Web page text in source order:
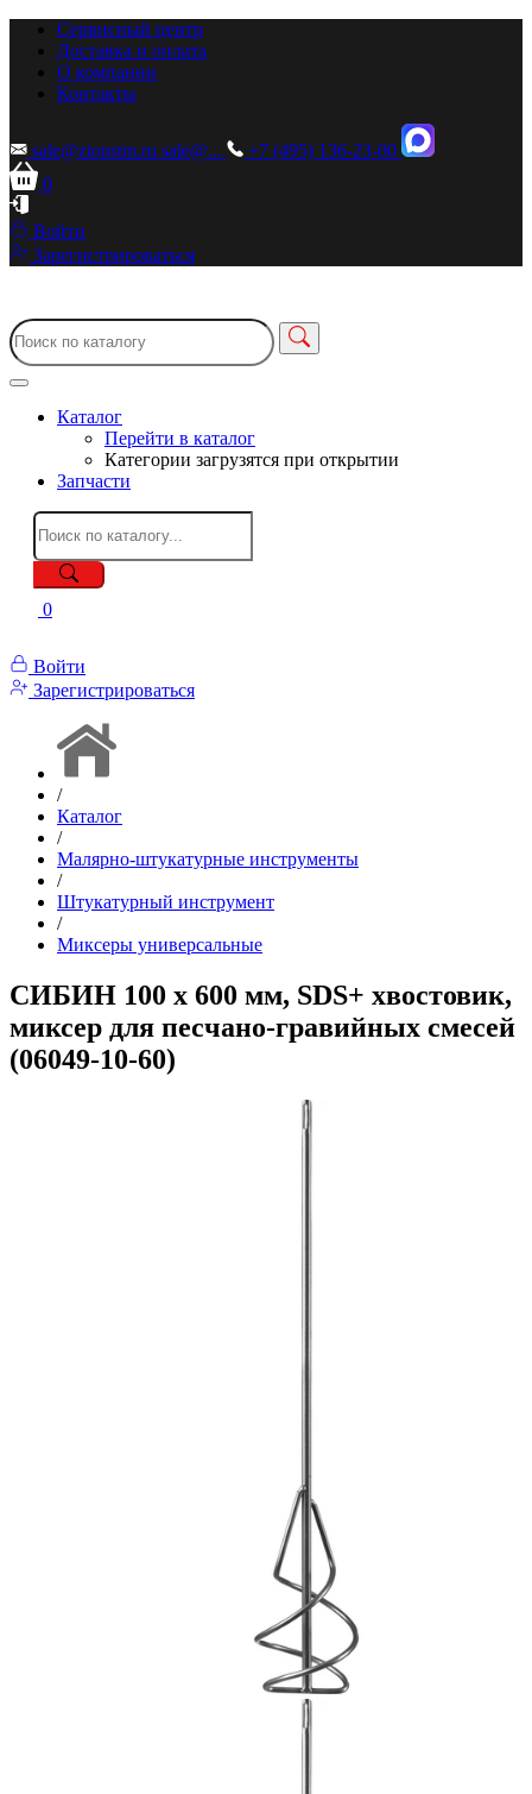
Сервисный центр
Доставка и оплата
О компании
Контакты
sale@zionstm.ru sale@...
+7 (495) 136-23-00
0
Войти
Зарегистрироваться
Каталог
Перейти в каталог
Категории загрузятся при открытии
Запчасти
0
Войти
Зарегистрироваться
/
Каталог
/
Малярно-штукатурные инструменты
/
Штукатурный инструмент
/
Миксеры универсальные
СИБИН 100 х 600 мм, SDS+ хвостовик,
миксер для песчано-гравийных смесей
(06049-10-60)